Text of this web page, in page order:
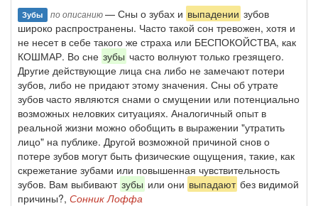
Зубы по описанию— Сны о зубах и выпадении зубов
широко распространены. Часто такой сон тревожен, хотя и
не несет в себе такого же страха или БЕСПОКОЙСТВА, как
КОШМАР. Во сне зубы часто волнуют только грезящего.
Другие действующие лица сна либо не замечают потери
зубов, либо не придают этому значения. Сны об утрате
зубов часто являются снами о смущении или потенциально
возможных неловких ситуациях. Аналогичный опыт в
реальной жизни можно обобщить в выражении "утратить
лицо" на публике. Другой возможной причиной снов о
потере зубов могут быть физические ощущения, такие, как
скрежетание зубами или повышенная чувствительность
зубов. Вам выбивают зубы или они выпадают без видимой
причины?, Сонник Лоффа